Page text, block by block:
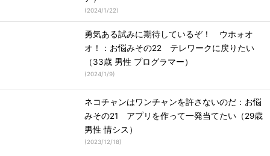
(2024/1/22)
勇気ある試みに期待しているぞ！ ウホォオ
オ！：お悩みその22 テレワークに戻りたい
（33歳 男性 プログラマー）
(2024/1/9)
ネコチャンはワンチャンを許さないのだ：お悩
みその21 アプリを作って一発当てたい（29歳
男性 情シス）
(2023/12/18)